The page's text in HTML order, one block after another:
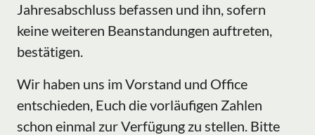
Jahresabschluss befassen und ihn, sofern
keine weiteren Beanstandungen auftreten,
bestätigen.
Wir haben uns im Vorstand und Office
entschieden, Euch die vorläufigen Zahlen
schon einmal zur Verfügung zu stellen. Bitte